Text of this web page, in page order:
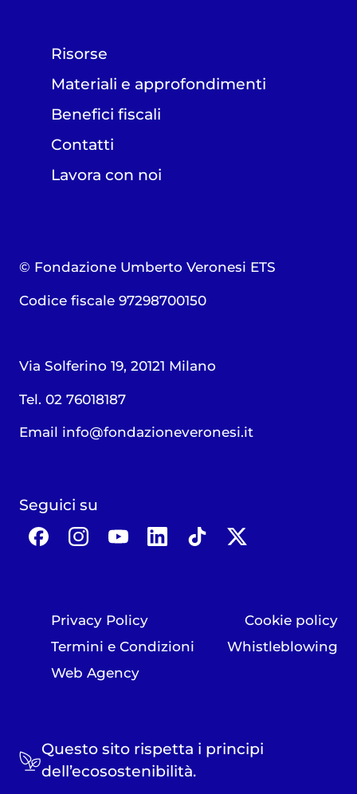
Risorse
Materiali e approfondimenti
Benefici fiscali
Contatti
Lavora con noi
© Fondazione Umberto Veronesi ETS
Codice fiscale 97298700150
Via Solferino 19, 20121 Milano
Tel. 02 76018187
Email info@fondazioneveronesi.it
Seguici su
Privacy Policy
Cookie policy
Termini e Condizioni
Whistleblowing
Web Agency
Questo sito rispetta i principi
dell’ecosostenibilità.